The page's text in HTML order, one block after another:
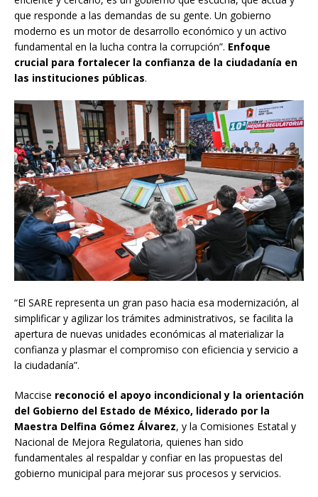
que responde a las demandas de su gente. Un gobierno
moderno es un motor de desarrollo económico y un activo
fundamental en la lucha contra la corrupción”. Enfoque
crucial para fortalecer la confianza de la ciudadanía en
las instituciones públicas.
“El SARE representa un gran paso hacia esa modernización, al
simplificar y agilizar los trámites administrativos, se facilita la
apertura de nuevas unidades económicas al materializar la
confianza y plasmar el compromiso con eficiencia y servicio a
la ciudadanía”.
Maccise reconoció el apoyo incondicional y la orientación
del Gobierno del Estado de México, liderado por la
Maestra Delfina Gómez Álvarez, y la Comisiones Estatal y
Nacional de Mejora Regulatoria, quienes han sido
fundamentales al respaldar y confiar en las propuestas del
gobierno municipal para mejorar sus procesos y servicios.